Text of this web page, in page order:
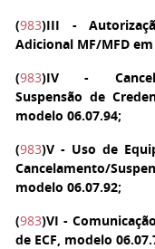
(983)III -
Adicional MF/MFD
(983)IV -
Suspensão de
modelo 06.07.94;
(983)V - Uso de
Cancelamento/
modelo 06.07.92;
(983)VI -
de ECF, modelo